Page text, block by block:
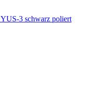
YUS-3 schwarz poliert